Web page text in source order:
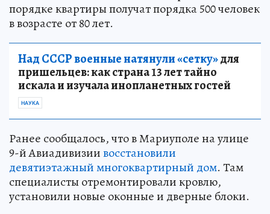
порядке квартиры получат порядка 500 человек
в возрасте от 80 лет.
Над СССР военные натянули «сетку»для
пришельцев: как страна 13 лет тайно
искала и изучала инопланетных гостей
НАУКА
Ранее сообщалось, что в Мариуполе на улице
9-й Авиадивизиивосстановили
девятиэтажный многоквартирный дом. Там
специалисты отремонтировали кровлю,
установили новые оконные и дверные блоки.